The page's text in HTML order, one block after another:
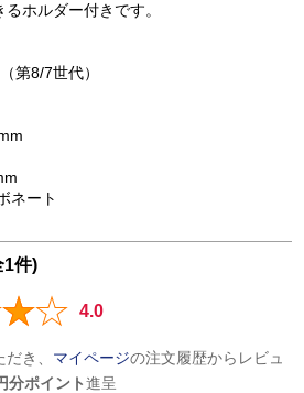
ホルダー付きです。
第8/7世代）
ネート
1件)
4.0
き、 マイページの注文履歴からレビュ
分ポイント進呈